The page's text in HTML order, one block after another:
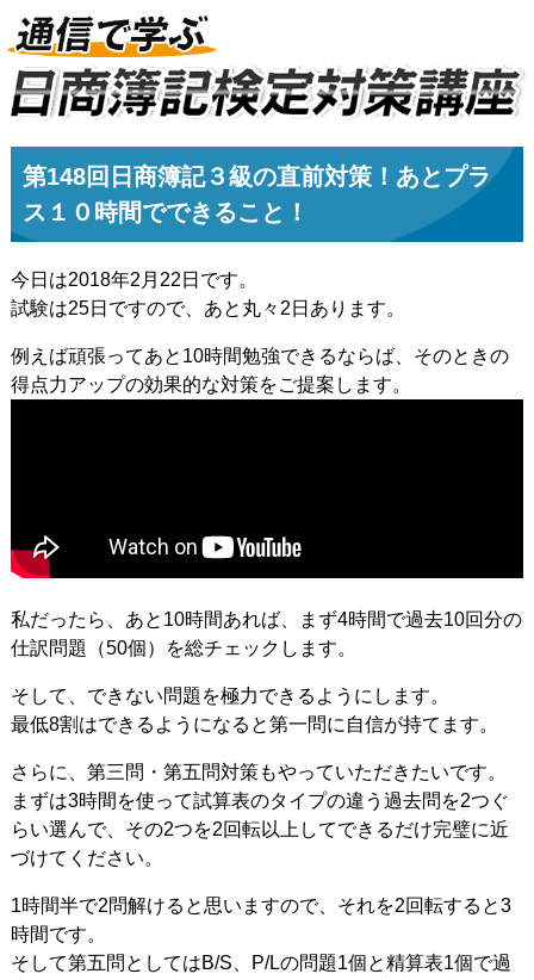
第148回日商簿記３級の直前対策！あとプラ
ス１０時間でできること！
今日は2018年2月22日です。
試験は25日ですので、あと丸々2日あります。
例えば頑張ってあと10時間勉強できるならば、そのときの
得点力アップの効果的な対策をご提案します。
私だったら、あと10時間あれば、まず4時間で過去10回分の
仕訳問題（50個）を総チェックします。
そして、できない問題を極力できるようにします。
最低8割はできるようになると第一問に自信が持てます。
さらに、第三問・第五問対策もやっていただきたいです。
まずは3時間を使って試算表のタイプの違う過去問を2つぐ
らい選んで、その2つを2回転以上してできるだけ完璧に近
づけてください。
1時間半で2問解けると思いますので、それを2回転すると3
時間です。
そして第五問としてはB/S、P/Lの問題1個と精算表1個で過